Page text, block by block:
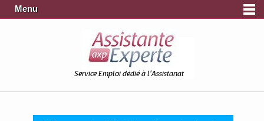
Menu
Service Emploi dédié à l'Assistanat